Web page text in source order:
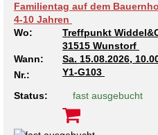
Kindertagesstätte
Familienzentrum
Kindertagesstätte
Kindertagesstätte
Familientag auf dem
4-10 Jahren
Wo:
Treffpunkt
31515 Wunstorf
Wann:
Sa. 15.08.2026,
Nr.:
Y1-G103
Status: fast ausgebucht